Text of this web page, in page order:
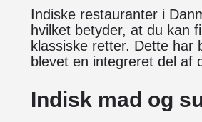
Indiske restauranter i
hvilket betyder, at du kan
klassiske retter. Dette har
blevet en integreret del af
Indisk mad og